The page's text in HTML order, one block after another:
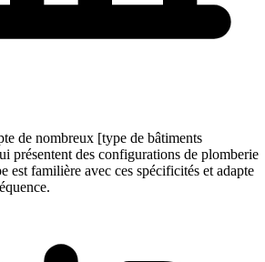
de nombreux [type de bâtiments
présentent des configurations de plomberie
est familière avec ces spécificités et adapte